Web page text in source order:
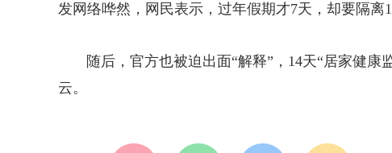
发网络哗然，网民表示，过年假期才7天，却要隔离
随后，官方也被迫出面“解释”，14天“居家健康
云。